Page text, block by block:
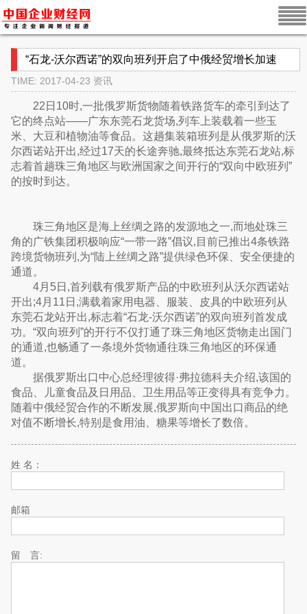
“石龙-沃尔西诺”的双向班列开启了中俄经贸增长加速
TIME: 2017-04-23 资讯
22日10时,一批俄罗斯货物随着铁路货车的牵引到达了
它的终点站——广东东莞石龙货场,列车上装载着一些玉
米、大豆和植物油等食品。这趟集装箱班列是从俄罗斯的沃
尔西诺站开出,经过17天的长途奔驰,最终抵达东莞石龙站,标
志着首趟珠三角地区与欧洲国家之间开行的“双向中欧班列”
的按时到达。
珠三角地区是海上丝绸之路的发源地之一,而地处珠三
角的广铁集团积极响应“一带一路”倡议,目前已推出4条铁路
跨境货物班列,为“陆上丝绸之路”提供绿色环保、安全便捷的
通道。
4月5日,首列载有俄罗斯产品的中欧班列从沃尔西诺站
开出;4月11日,满载着家用电器、服装、皮具的中欧班列从
东莞石龙站开出,标志着“石龙-沃尔西诺”的双向班列首发成
功。“双向班列”的开行不仅打通了珠三角地区货物走出国门
的通道,也畅通了一条境外货物通往珠三角地区的环保通
道。
据俄罗斯出口中心总经理彼得·弗拉德科夫介绍,该国的
食品、儿童食品及日用品、卫生用品等正变得具有竞争力。
随着中俄经贸合作的不断发展,俄罗斯向中国出口商品的绝
对值不断增长,特别是食用油、糖果等增长了数倍。
姓 名：
邮箱
留 言: